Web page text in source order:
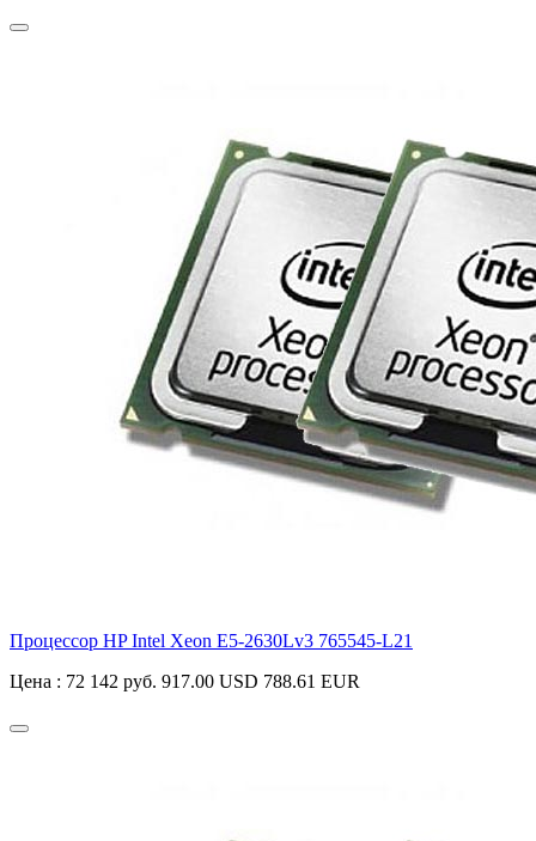
Процессор HP Intel Xeon E5-2630Lv3 765545-L21
Цена : 72 142 руб. 917.00 USD 788.61 EUR